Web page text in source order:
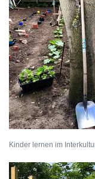
Kinder lernen im